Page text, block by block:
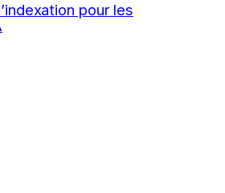
pour les